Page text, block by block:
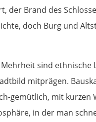
der Brand des
doch Burg und
sind ethnische
mitprägen.
gemütlich, mit kurzen
in der man